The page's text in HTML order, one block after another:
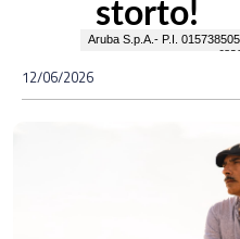
12/06/2026